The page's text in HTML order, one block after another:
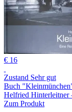
€ 16
Zustand Sehr gut
Buch
Helfried Hinterleitner
Zum Produkt